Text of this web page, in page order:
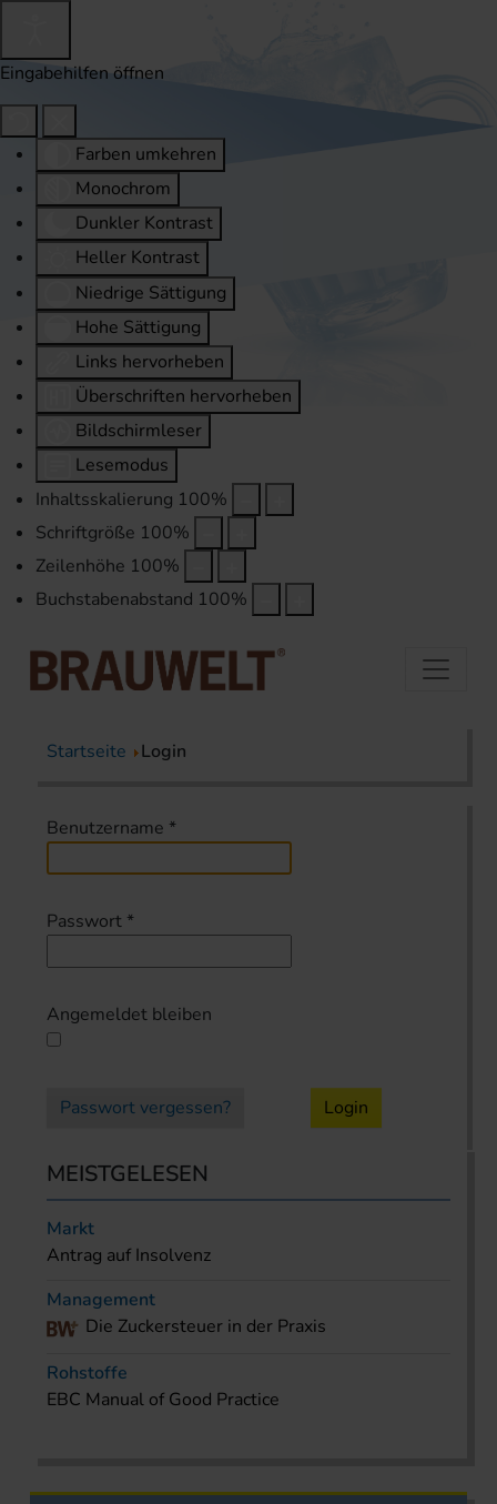
Eingabehilfen öffnen
Farben umkehren
Monochrom
Dunkler Kontrast
Heller Kontrast
Niedrige Sättigung
Hohe Sättigung
Links hervorheben
Überschriften hervorheben
Bildschirmleser
Lesemodus
Inhaltsskalierung 100%
Schriftgröße 100%
Zeilenhöhe 100%
Buchstabenabstand 100%
Startseite Login
Benutzername *
Passwort *
Angemeldet bleiben
Passwort vergessen? Login
MEISTGELESEN
Markt
Antrag auf Insolvenz
Management
Die Zuckersteuer in der Praxis
Rohstoffe
EBC Manual of Good Practice